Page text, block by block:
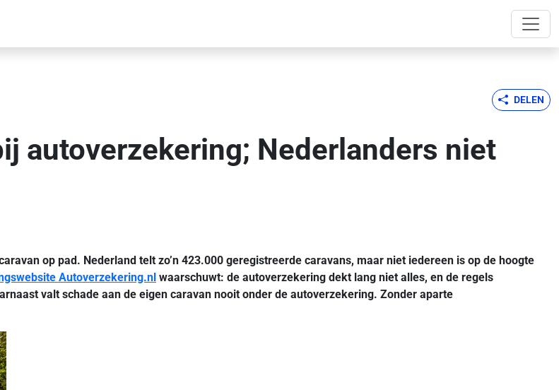
DELEN
autoverzekering; Nederlanders niet
op pad. Nederland telt zo’n 423.000 geregistreerde caravans, maar niet iedereen is op de hoogte
Autoverzekering.nl waarschuwt: de autoverzekering dekt lang niet alles, en de regels
valt schade aan de eigen caravan nooit onder de autoverzekering. Zonder aparte